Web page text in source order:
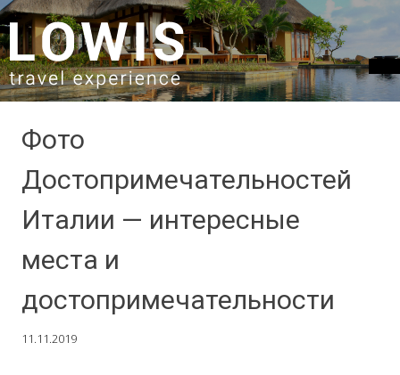
SKIP TO CONTENT
Фото
Достопримечательностей
Италии — интересные
места и
достопримечательности
11.11.2019